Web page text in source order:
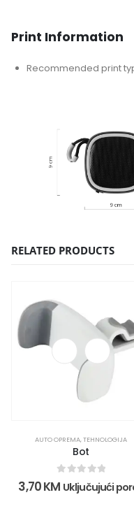
Print Information
Recommended print
RELATED PRODUCTS
AUTO OPREMA,TEHNOLOGIJA
Bot
0 out of 5
3,70KM Uključujući